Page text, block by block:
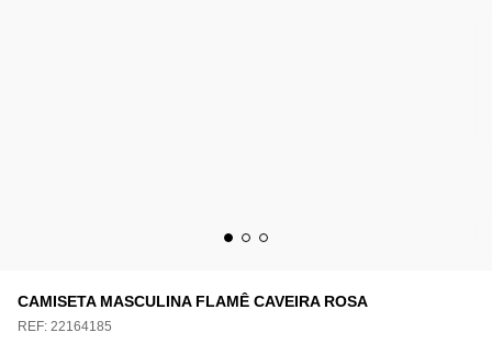
CAMISETA MASCULINA FLAMÊ CAVEIRA ROSA
REF: 22164185